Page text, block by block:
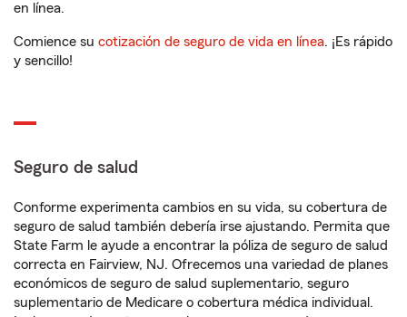
en línea.
Comience su cotización de seguro de vida en línea. ¡Es rápido
y sencillo!
Seguro de salud
Conforme experimenta cambios en su vida, su cobertura de
seguro de salud también debería irse ajustando. Permita que
State Farm le ayude a encontrar la póliza de seguro de salud
correcta en Fairview, NJ. Ofrecemos una variedad de planes
económicos de seguro de salud suplementario, seguro
suplementario de Medicare o cobertura médica individual.